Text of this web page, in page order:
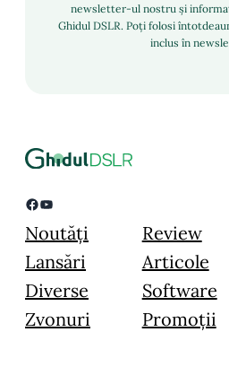
newsletter-ul nostru și
Ghidul DSLR. Poți folosi
inclus în
Facebook YouTube
Noutăți
Lansări
Diverse
Zvonuri
Review
Articole
Software
Promoții